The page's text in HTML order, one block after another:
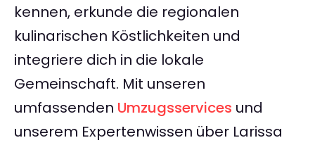
kennen, erkunde die regionalen
kulinarischen Köstlichkeiten und
integriere dich in die lokale
Gemeinschaft. Mit unseren
umfassenden Umzugsservices und
unserem Expertenwissen über Larissa